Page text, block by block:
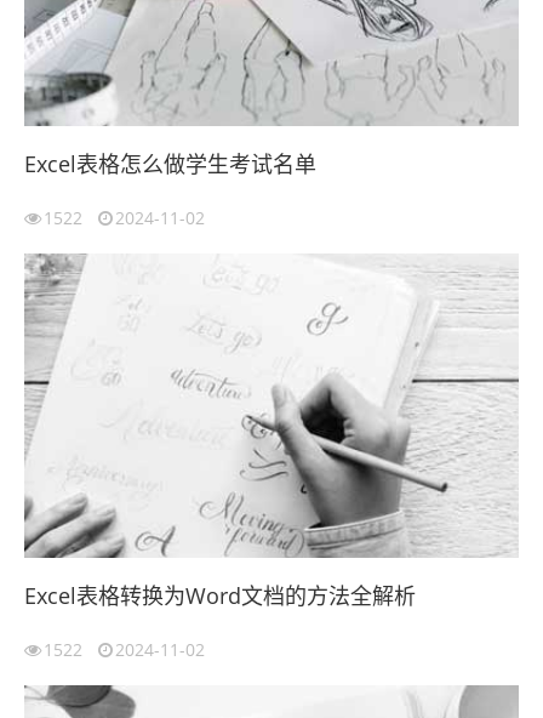
Excel表格怎么做学生考试名单
1522 2024-11-02
Excel表格转换为Word文档的方法全解析
1522 2024-11-02